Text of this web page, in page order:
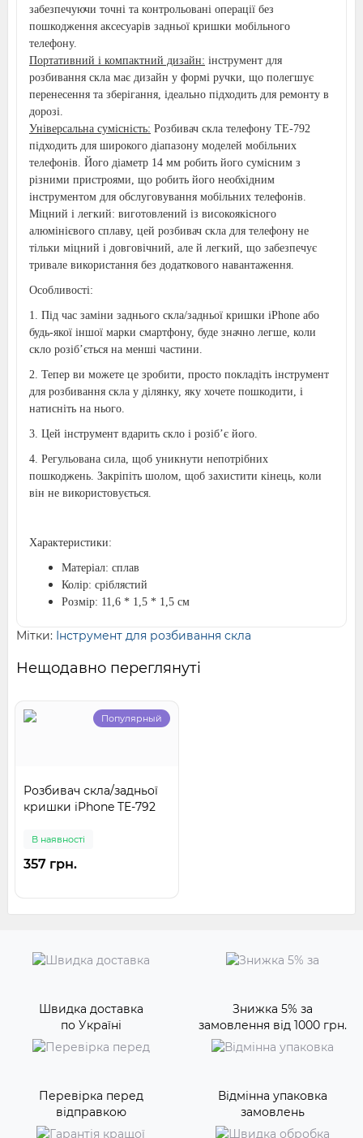
забезпечуючи точні та контрольовані операції без
пошкодження аксесуарів задньої кришки мобільного
телефону.
Портативний і компактний дизайн: інструмент для
розбивання скла має дизайн у формі ручки, що полегшує
перенесення та зберігання, ідеально підходить для ремонту в
дорозі.
Універсальна сумісність: Розбивач скла телефону TE-792
підходить для широкого діапазону моделей мобільних
телефонів. Його діаметр 14 мм робить його сумісним з
різними пристроями, що робить його необхідним
інструментом для обслуговування мобільних телефонів.
Міцний і легкий: виготовлений із високоякісного
алюмінієвого сплаву, цей розбивач скла для телефону не
тільки міцний і довговічний, але й легкий, що забезпечує
тривале використання без додаткового навантаження.
Особливості:
1. Під час заміни заднього скла/задньої кришки iPhone або
будь-якої іншої марки смартфону, буде значно легше, коли
скло розіб’ється на менші частини.
2. Тепер ви можете це зробити, просто покладіть інструмент
для розбивання скла у ділянку, яку хочете пошкодити, і
натисніть на нього.
3. Цей інструмент вдарить скло і розіб’є його.
4. Регульована сила, щоб уникнути непотрібних
пошкоджень. Закріпіть шолом, щоб захистити кінець, коли
він не використовується.
Характеристики:
Матеріал: сплав
Колір: сріблястий
Розмір: 11,6 * 1,5 * 1,5 см
Мітки: Інструмент для розбивання скла
Нещодавно переглянуті
Популярный
Розбивач скла/задньої
кришки iPhone TE-792
В наявності
357 грн.
Швидка доставка
по Україні
Знижка 5% за
замовлення від 1000 грн.
Перевірка перед
відправкою
Відмінна упаковка
замовлень